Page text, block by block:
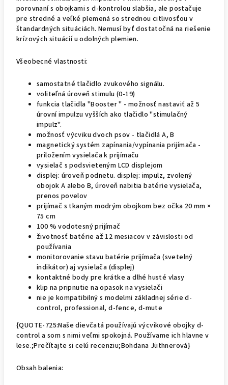
porovnaní s obojkami s d-kontrolou slabšia, ale postačuje
pre stredné a veľké plemená so strednou citlivosťou v
štandardných situáciách. Nemusí byť dostatočná na riešenie
krízových situácií u odolných plemien.
Všeobecné vlastnosti:
samostatné tlačidlo zvukového signálu.
voliteľná úroveň stimulu (0-19)
funkcia tlačidla "Booster " - možnosť nastaviť až 5
úrovní impulzu vyšších ako tlačidlo "stimulačný
impulz".
možnosť výcviku dvoch psov - tlačidlá A, B
magnetický systém zapínania/vypínania prijímača -
priložením vysielača k prijímaču
vysielač s podsvieteným LCD displejom
displej: úroveň podnetu. displej: impulz, zvolený
obojok A alebo B, úroveň nabitia batérie vysielača,
prenos povelov
prijímač s tkaným modrým obojkom bez očka 20 mm ×
75 cm
100 % vodotesný prijímač
životnosť batérie až 12 mesiacov v závislosti od
používania
monitorovanie stavu batérie prijímača (svetelný
indikátor) aj vysielača (displej)
kontaktné body pre krátke a dlhé husté vlasy
klip na pripnutie na opasok na vysielači
nie je kompatibilný s modelmi základnej série d-
control, professional, d-fence, d-mute
{QUOTE-725:Naše dievčatá používajú výcvikové obojky d-
control a som s nimi veľmi spokojná. Používame ich hlavne v
lese.;Prečítajte si celú recenziu;Bohdana Jüthnerová}
Obsah balenia: